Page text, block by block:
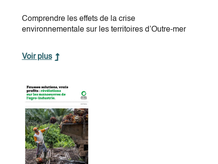
Comprendre les effets de la crise
environnementale sur les territoires d’Outre-mer
Voir plus